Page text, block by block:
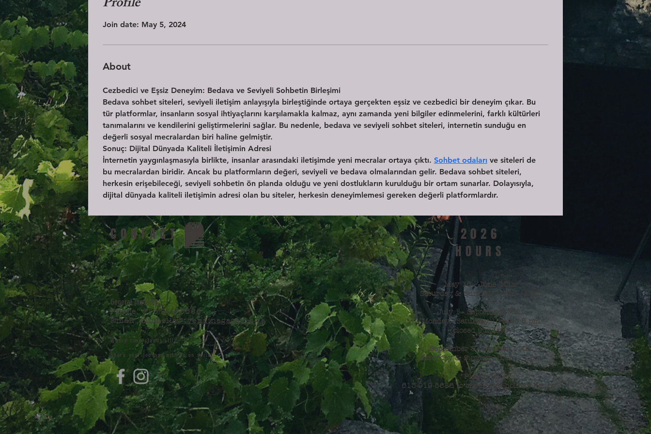
Join date: May 5, 2024
About
Cezbedici ve Eşsiz Deneyim: Bedava ve Seviyeli Sohbetin Birleşimi
Bedava sohbet siteleri, seviyeli iletişim anlayışıyla birleştiğinde ortaya gerçekten eşsiz ve cezbedici bir deneyim çıkar. Bu
tür platformlar, insanların sosyal ihtiyaçlarını karşılamakla kalmaz, aynı zamanda yeni bilgiler edinmelerini, farklı kültürleri
tanımalarını ve kendilerini geliştirmelerini sağlar. Bu nedenle, bedava ve seviyeli sohbet siteleri, internetin sunduğu en
değerli sosyal mecralardan biri haline gelmiştir.
Sonuç: Dijital Dünyada Kaliteli İletişimin Adresi
İnternetin yaygınlaşmasıyla birlikte, insanlar arasındaki iletişimde yeni mecralar ortaya çıktı. Sohbet odaları ve siteleri de
bu mecralardan biridir. Ancak bu platformların değeri, seviyeli ve bedava olmalarından gelir. Bedava sohbet siteleri,
herkesin erişebileceği, seviyeli sohbetin ön planda olduğu ve yeni dostlukların kurulduğu bir ortam sunarlar. Dolayısıyla,
dijital dünyada kaliteli iletişimin adresi olan bu siteler, herkesin deneyimlemesi gereken değerli platformlardır.
CONTACT
General Inquiries:
Phone: 613.919.5686
Email: michelle@tyendinagacaves.ca
Where time stands still.
Share your journey with us on social.
2026
HOURS
May 16 - June 30th:
Saturday & Sunday,
10 am - 4 pm
July 1 - September 7th:
Monday - Saturday, 10 am - 5 pm
(closed Sundays)
September 8 - October 11th:
Saturday & Sunday, 10 am - 4 pm
*Please call
613-919-5686 to check stat holiday hours*